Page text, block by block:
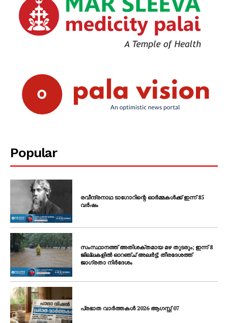
Popular
രവീന്ദ്രനാഥ ടാഗോറിന്റെ ഓർമ്മകൾക്ക് ഇന്ന് 85
വർഷം
സംസ്ഥാനത്ത് അതിശക്തമായ മഴ തുടരും; ഇന്ന് 8
ജില്ലകളിൽ ഓറഞ്ച് അലർട്ട്; തീരദേശത്ത്
ജാഗ്രതാ നിർദേശം
പ്രഭാത വാർത്തകൾ 2026 ആഗസ്റ്റ് 07